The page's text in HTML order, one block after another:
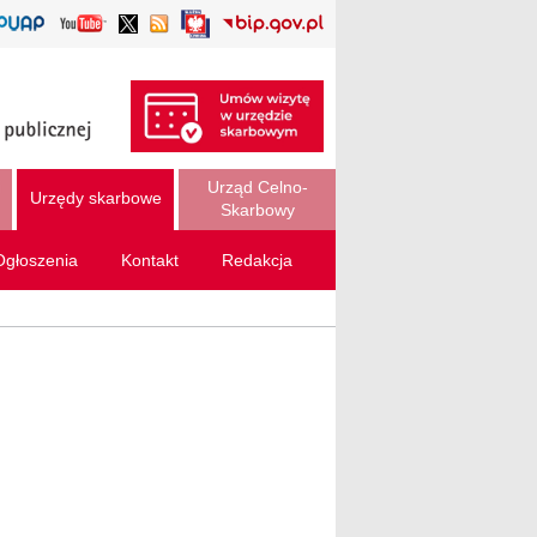
Urzędy skarbowe
Urząd Celno-
Skarbowy
Kontakt Redakcja